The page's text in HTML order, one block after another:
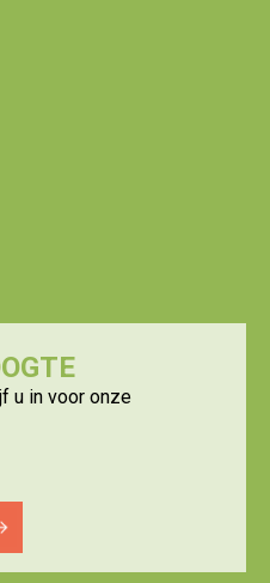
u in voor onze